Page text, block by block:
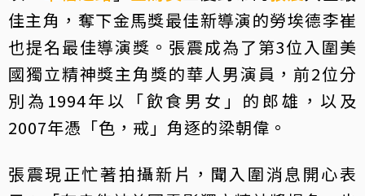
佳主角，奪下金馬獎最佳新導演的勞埃德李崔
也提名最佳導演獎。張震成為了第3位入圍美
國獨立精神獎主角獎的華人男演員，前2位分
別為1994年以「飲食男女」的郎雄，以及
2007年憑「色，戒」角逐的梁朝偉。
張震現正忙著拍攝新片，聞入圍消息開心表